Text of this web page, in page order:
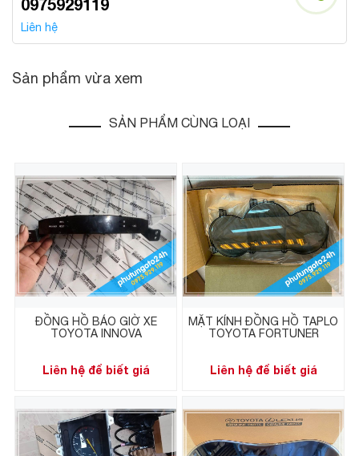
0975929119
Liên hệ
Sản phẩm vừa xem
SẢN PHẨM CÙNG LOẠI
ĐỒNG HỒ BÁO GIỜ XE
TOYOTA INNOVA
Liên hệ để biết giá
MẶT KÍNH ĐỒNG HỒ TAPLO
TOYOTA FORTUNER
Liên hệ để biết giá